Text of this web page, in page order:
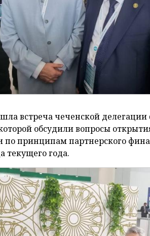
встреча чеченской
обсудили вопросы
по принципам партнерского
текущего года.